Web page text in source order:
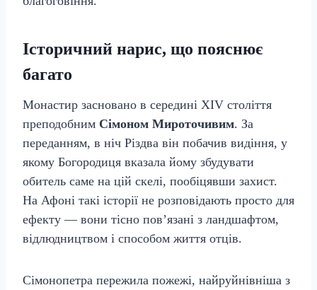
Історичний нарис, що пояснює
багато
Монастир засновано в середині XIV століття
преподобним Сімоном Мироточивим. За
переданням, в ніч Різдва він побачив видіння, у
якому Богородиця вказала йому збудувати
обитель саме на цій скелі, пообіцявши захист.
На Афоні такі історії не розповідають просто для
ефекту — вони тісно пов’язані з ландшафтом,
відлюдництвом і способом життя отців.
Сімонопетра пережила пожежі, найруйнівніша з